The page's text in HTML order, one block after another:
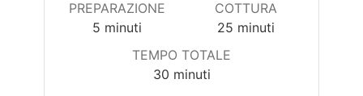
PREPARAZIONE
5 minuti
minuti
COTTURA
25 minuti
minuti
TEMPO TOTALE
30minuti
minuti